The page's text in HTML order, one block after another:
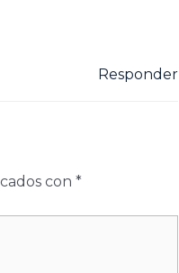
Responder
con *